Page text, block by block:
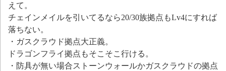
えて。
チェインメイルを引いてるなら20/30族拠点もLv4にすれば
落ちない。
・ガスクラウド拠点大正義。
ドラゴンフライ拠点もそこそこ行ける。
・防具が無い場合ストーンウォールかガスクラウドの拠点